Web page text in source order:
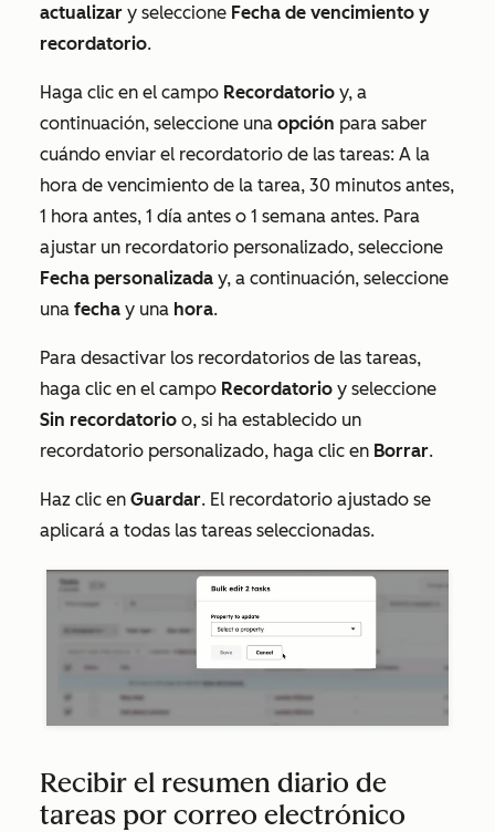
actualizar y seleccione Fecha de vencimiento y
recordatorio.
Haga clic en el campo Recordatorio y, a
continuación, seleccione una opción para saber
cuándo enviar el recordatorio de las tareas: A la
hora de vencimiento de la tarea, 30 minutos antes,
1 hora antes, 1 día antes o 1 semana antes. Para
ajustar un recordatorio personalizado, seleccione
Fecha personalizada y, a continuación, seleccione
una fecha y una hora.
Para desactivar los recordatorios de las tareas,
haga clic en el campo Recordatorio y seleccione
Sin recordatorio o, si ha establecido un
recordatorio personalizado, haga clic en Borrar.
Haz clic en Guardar. El recordatorio ajustado se
aplicará a todas las tareas seleccionadas.
Recibir el resumen diario de
tareas por correo electrónico